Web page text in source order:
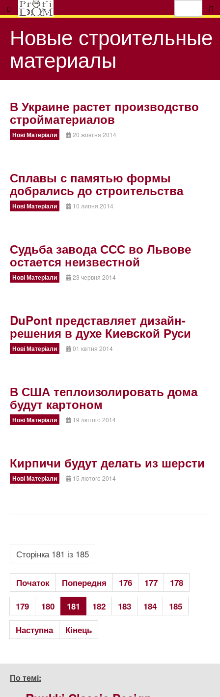
Новые строительные
материалы
В Украине растет производство
стройматериалов
Нові Матеріали 20 жовтня 2014
Сплавы с памятью формы
добрались до строительства
Нові Матеріали 10 липня 2014
Судьба завода ССС во Львове
остается неизвестной
Нові Матеріали 23 червня 2014
DuPont представляет дизайн-
решения в духе Киевской Руси
Нові Матеріали 01 квітня 2014
В США теплоизолировать дома
будут картоном
Нові Матеріали 19 лютого 2014
Кирпичи будут делать из шерсти
Нові Матеріали 15 лютого 2014
Сторінка 181 із 185
Початок Попередня 176 177
178
179
180 181 182 183 184
185
Наступна
Кінець
По темі: